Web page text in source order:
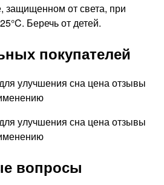
защищенном от света, при
Беречь от детей.
покупателей
вопросы